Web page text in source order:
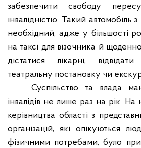
забезпечити свободу
інвалідністю. Такий автомобіль
необхідний, адже у більшості
на таксі для візочника й
дістатися лікарні,
театральну постановку чи
Суспільство та влада
інвалідів не лише раз на рік. На
керівництва області з
організацій, які опікуються
фізичними потребами, було